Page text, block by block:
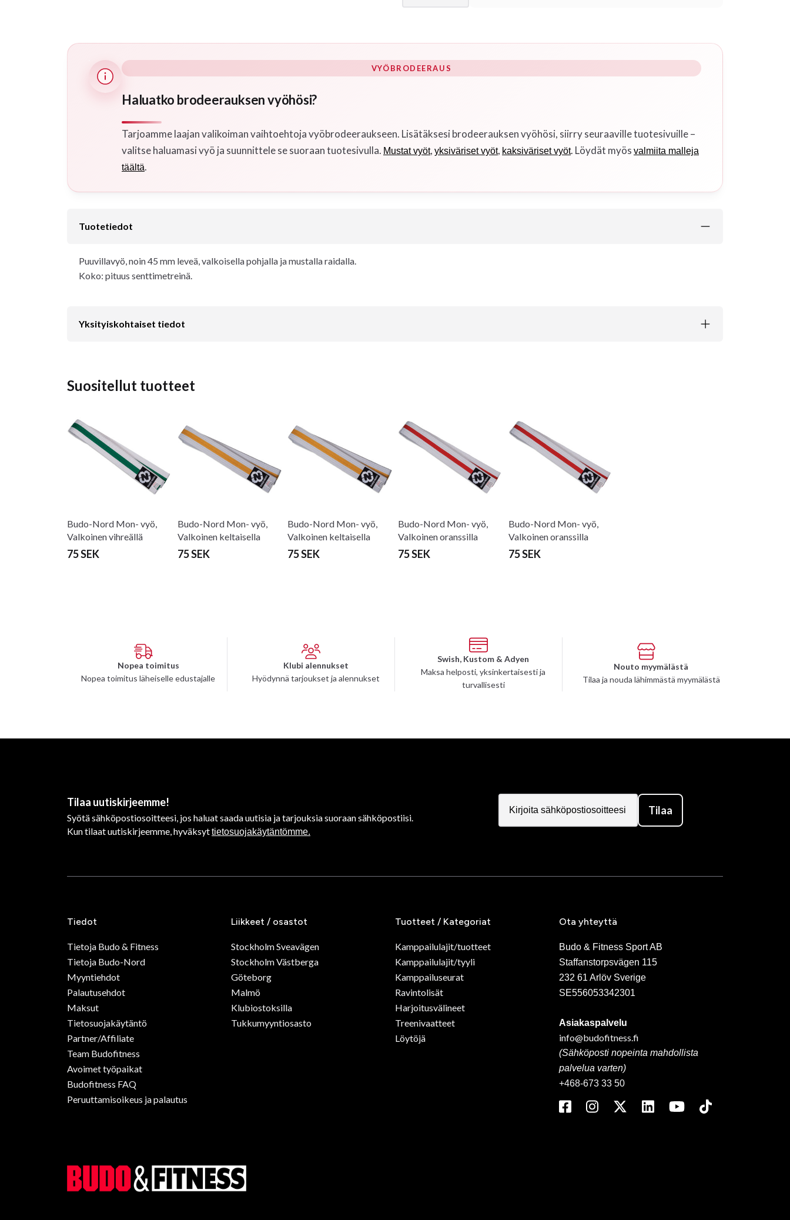
VYÖBRODEERAUS
Haluatko brodeerauksen vyöhösi?
Tarjoamme laajan valikoiman vaihtoehtoja vyöbrodeeraukseen. Lisätäksesi brodeerauksen vyöhösi, siirry seuraaville tuotesivuille –
valitse haluamasi vyö ja suunnittele se suoraan tuotesivulla. Mustat vyöt, yksiväriset vyöt, kaksiväriset vyöt. Löydät myös valmiita malleja
täältä.
Tuotetiedot
Puuvillavyö, noin 45 mm leveä, valkoisella pohjalla ja mustalla raidalla.
Koko: pituus senttimetreinä.
Yksityiskohtaiset tiedot
Suositellut tuotteet
Budo-Nord Mon- vyö,
Valkoinen vihreällä
raidalla
75 SEK
Budo-Nord Mon- vyö,
Valkoinen keltaisella
raidalla
75 SEK
Budo-Nord Mon- vyö,
Valkoinen keltaisella
raidalla
75 SEK
Budo-Nord Mon- vyö,
Valkoinen oranssilla
raidalla
75 SEK
Budo-Nord Mon- vyö,
Valkoinen oranssilla
raidalla
75 SEK
Nopea toimitus
Nopea toimitus läheiselle edustajalle
Klubi alennukset
Hyödynnä tarjoukset ja alennukset
Swish, Kustom & Adyen
Maksa helposti, yksinkertaisesti ja
turvallisesti
Nouto myymälästä
Tilaa ja nouda lähimmästä myymälästä
Tilaa uutiskirjeemme!
Syötä sähköpostiosoitteesi, jos haluat saada uutisia ja tarjouksia suoraan sähköpostiisi.
Kun tilaat uutiskirjeemme, hyväksyttietosuojakäytäntömme.
Tilaa
Tiedot
Tietoja Budo & Fitness
Tietoja Budo-Nord
Myyntiehdot
Palautusehdot
Maksut
Tietosuojakäytäntö
Partner/Affiliate
Team Budofitness
Avoimet työpaikat
Budofitness FAQ
Peruuttamisoikeus ja palautus
Liikkeet / osastot
Stockholm Sveavägen
Stockholm Västberga
Göteborg
Malmö
Klubiostoksilla
Tukkumyyntiosasto
Tuotteet / Kategoriat
Kamppailulajit/tuotteet
Kamppailulajit/tyyli
Kamppailuseurat
Ravintolisät
Harjoitusvälineet
Treenivaatteet
Löytöjä
Ota yhteyttä
Budo & Fitness Sport AB
Staffanstorpsvägen 115
232 61 Arlöv Sverige
SE556053342301
Asiakaspalvelu
info@budofitness.fi
(Sähköposti nopeinta mahdollista
palvelua varten)
+468-673 33 50